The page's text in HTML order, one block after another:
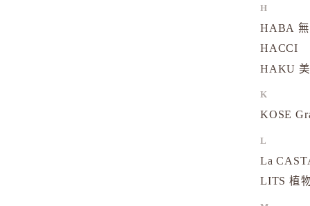
H
HABA
HACCI
HAKU
K
KOSE
L
La
LITS 植